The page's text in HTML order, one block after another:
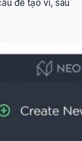
để tạo ví, sau